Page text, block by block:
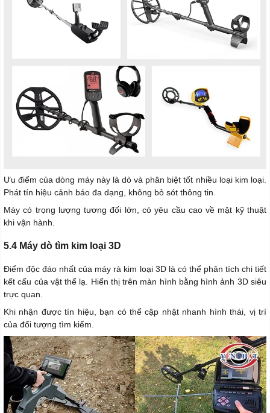
Ưu điểm của dòng máy này là dò và phân biệt tốt nhiều loại kim loại.
Phát tín hiệu cảnh báo đa dạng, không bỏ sót thông tin.
Máy có trọng lượng tương đối lớn, có yêu cầu cao về mặt kỹ thuật
khi vận hành.
5.4 Máy dò tìm kim loại 3D
Điểm độc đáo nhất của máy rà kim loại 3D là có thể phân tích chi tiết
kết cấu của vật thể lạ. Hiển thị trên màn hình bằng hình ảnh 3D siêu
trực quan.
Khi nhận được tín hiệu, bạn có thể cập nhật nhanh hình thái, vị trí
của đối tượng tìm kiếm.